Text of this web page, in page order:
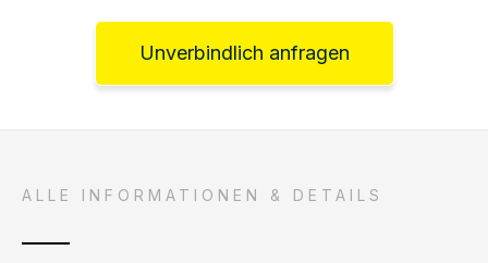
Unverbindlich anfragen
ALLE INFORMATIONEN & DETAILS